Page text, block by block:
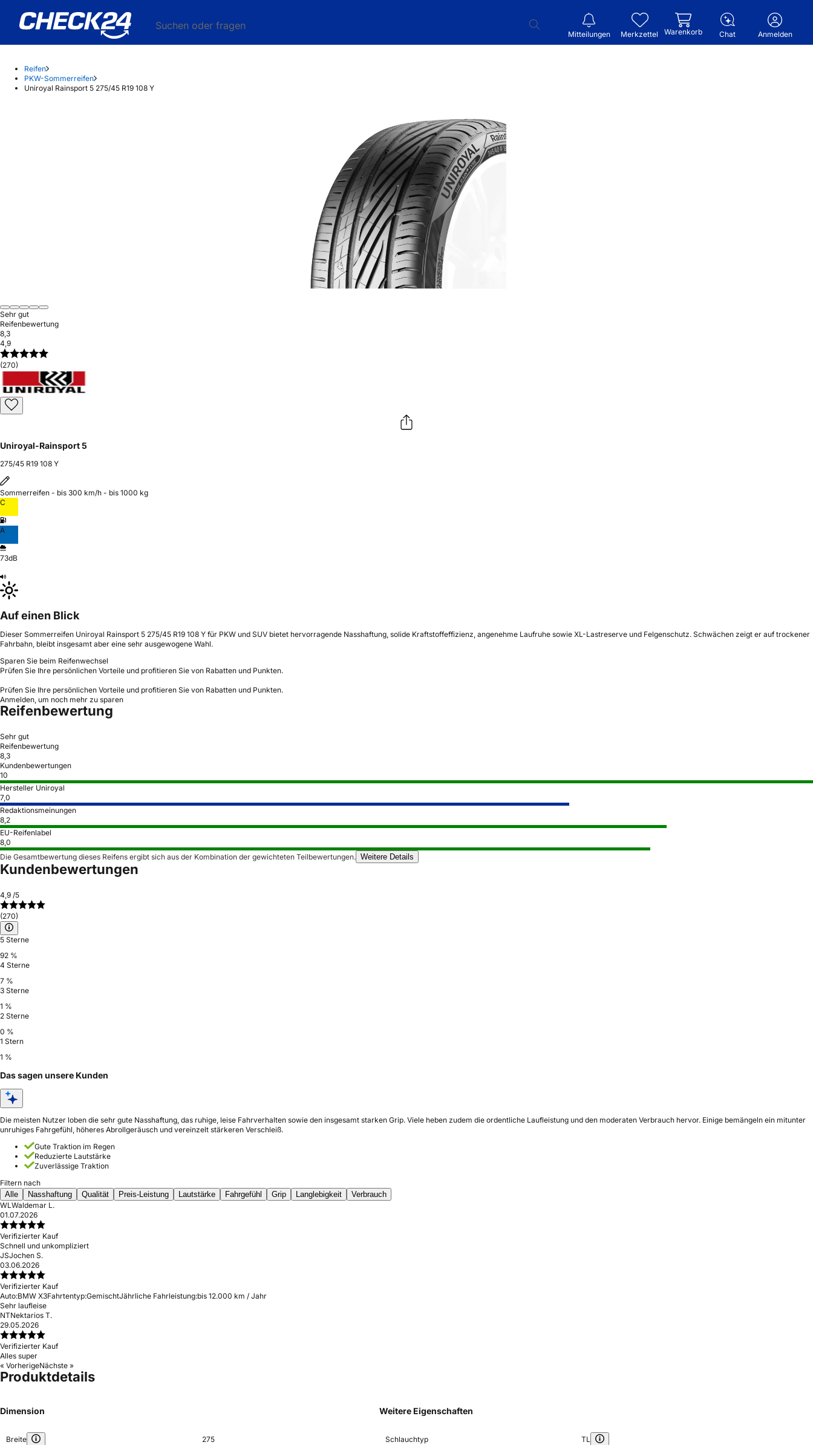
Suchen oder fragen
Mitteilungen Merkzettel Warenkorb Chat Anmelden
Reifen
PKW-Sommerreifen
Uniroyal Rainsport 5 275/45 R19 108 Y
Sehr gut
Reifenbewertung
8,3
4,9
(270)
Uniroyal-Rainsport 5
275/45 R19 108 Y
Sommerreifen - bis 300 km/h - bis 1000 kg
C
A
73dB
Auf einen Blick
Dieser Sommerreifen Uniroyal Rainsport 5 275/45 R19 108 Y für PKW und SUV bietet hervorragende Nasshaftung, solide Kraftstoffeffizienz, angenehme Laufruhe sowie XL-Lastreserve und Felgenschutz. Schwächen zeigt er auf trockener
Fahrbahn, bleibt insgesamt aber eine sehr ausgewogene Wahl.
Sparen Sie beim Reifenwechsel
Prüfen Sie Ihre persönlichen Vorteile und profitieren Sie von Rabatten und Punkten.
Prüfen Sie Ihre persönlichen Vorteile und profitieren Sie von Rabatten und Punkten.
Anmelden, um noch mehr zu sparen
Reifenbewertung
Sehr gut
Reifenbewertung
8,3
Kundenbewertungen
10
Hersteller Uniroyal
7,0
Redaktionsmeinungen
8,2
EU-Reifenlabel
8,0
Die Gesamtbewertung dieses Reifens ergibt sich aus der Kombination der gewichteten Teilbewertungen. Weitere Details
Kundenbewertungen
4,9 /5
(270)
5 Sterne
92 %
4 Sterne
7 %
3 Sterne
1 %
2 Sterne
0 %
1 Stern
1 %
Das sagen unsere Kunden
Die meisten Nutzer loben die sehr gute Nasshaftung, das ruhige, leise Fahrverhalten sowie den insgesamt starken Grip. Viele heben zudem die ordentliche Laufleistung und den moderaten Verbrauch hervor. Einige bemängeln ein mitunter
unruhiges Fahrgefühl, höheres Abrollgeräusch und vereinzelt stärkeren Verschleiß.
Gute Traktion im Regen
Reduzierte Lautstärke
Zuverlässige Traktion
Filtern nach
Alle
Nasshaftung Qualität Preis-Leistung Lautstärke Fahrgefühl Grip Langlebigkeit
Verbrauch
WLWaldemar L.
01.07.2026
Verifizierter Kauf
Schnell und unkompliziert
JSJochen S.
03.06.2026
Verifizierter Kauf
Auto:BMW X3Fahrtentyp:GemischtJährliche Fahrleistung:bis 12.000 km / Jahr
Sehr laufleise
NTNektarios T.
29.05.2026
Verifizierter Kauf
Alles super
« VorherigeNächste »
Produktdetails
Dimension
Breite 275
Weitere Eigenschaften
Schlauchtyp TL